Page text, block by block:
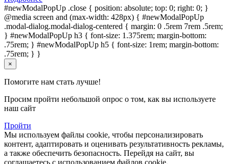
#newModalPopUp .close { position: absolute; top: 0; right: 0; }
@media screen and (max-width: 428px) { #newModalPopUp
.modal-dialog.modal-dialog-centered { margin: 0 .5rem 7rem .5rem;
} #newModalPopUp h3 { font-size: 1.375rem; margin-bottom:
.75rem; } #newModalPopUp h5 { font-size: 1rem; margin-bottom:
.75rem; } }
×
Помогите нам стать лучше!
Просим пройти небольшой опрос о том, как вы используете
наш сайт
Пройти
Мы используем файлы cookie, чтобы персонализировать
контент, адаптировать и оценивать результативность рекламы,
а также обеспечить безопасность. Перейдя на сайт, вы
соглашаетесь с использованием файлов cookie.